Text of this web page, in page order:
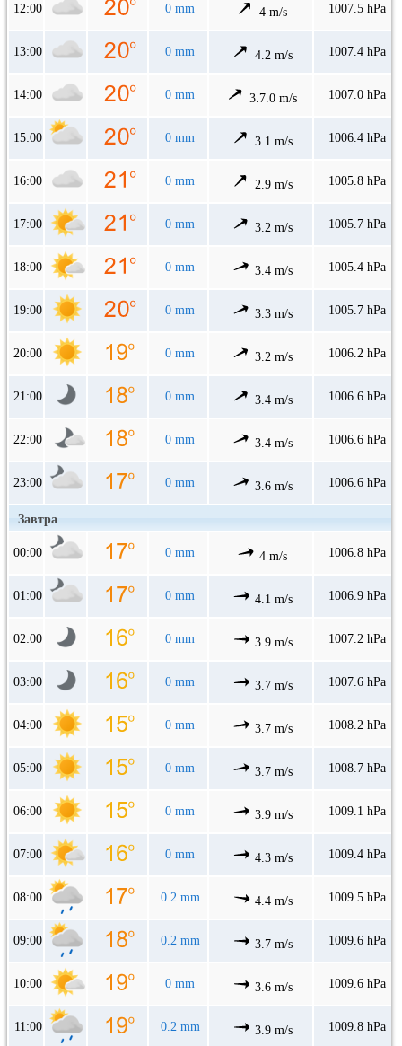
12:00 0 mm 4 m/s 1007.5 hPa
13:00 0 mm 4.2 m/s 1007.4 hPa
14:00 0 mm 3.7.0 m/s 1007.0 hPa
15:00 0 mm 3.1 m/s 1006.4 hPa
16:00 0 mm 2.9 m/s 1005.8 hPa
17:00 0 mm 3.2 m/s 1005.7 hPa
18:00 0 mm 3.4 m/s 1005.4 hPa
19:00 0 mm 3.3 m/s 1005.7 hPa
20:00 0 mm 3.2 m/s 1006.2 hPa
21:00 0 mm 3.4 m/s 1006.6 hPa
22:00 0 mm 3.4 m/s 1006.6 hPa
23:00 0 mm 3.6 m/s 1006.6 hPa
Завтра
00:00 0 mm 4 m/s 1006.8 hPa
01:00 0 mm 4.1 m/s 1006.9 hPa
02:00 0 mm 3.9 m/s 1007.2 hPa
03:00 0 mm 3.7 m/s 1007.6 hPa
04:00 0 mm 3.7 m/s 1008.2 hPa
05:00 0 mm 3.7 m/s 1008.7 hPa
06:00 0 mm 3.9 m/s 1009.1 hPa
07:00 0 mm 4.3 m/s 1009.4 hPa
08:00 0.2 mm 4.4 m/s 1009.5 hPa
09:00 0.2 mm 3.7 m/s 1009.6 hPa
10:00 0 mm 3.6 m/s 1009.6 hPa
11:00 0.2 mm 3.9 m/s 1009.8 hPa